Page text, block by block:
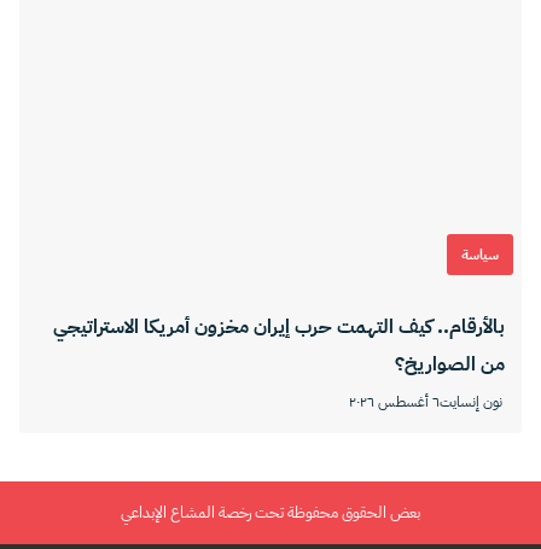
سياسة
بالأرقام.. كيف التهمت حرب إيران مخزون أمريكا الاستراتيجي
من الصواريخ؟
نون إنسايت٦ أغسطس ٢٠٢٦
بعض الحقوق محفوظة تحت رخصة المشاع الإبداعي